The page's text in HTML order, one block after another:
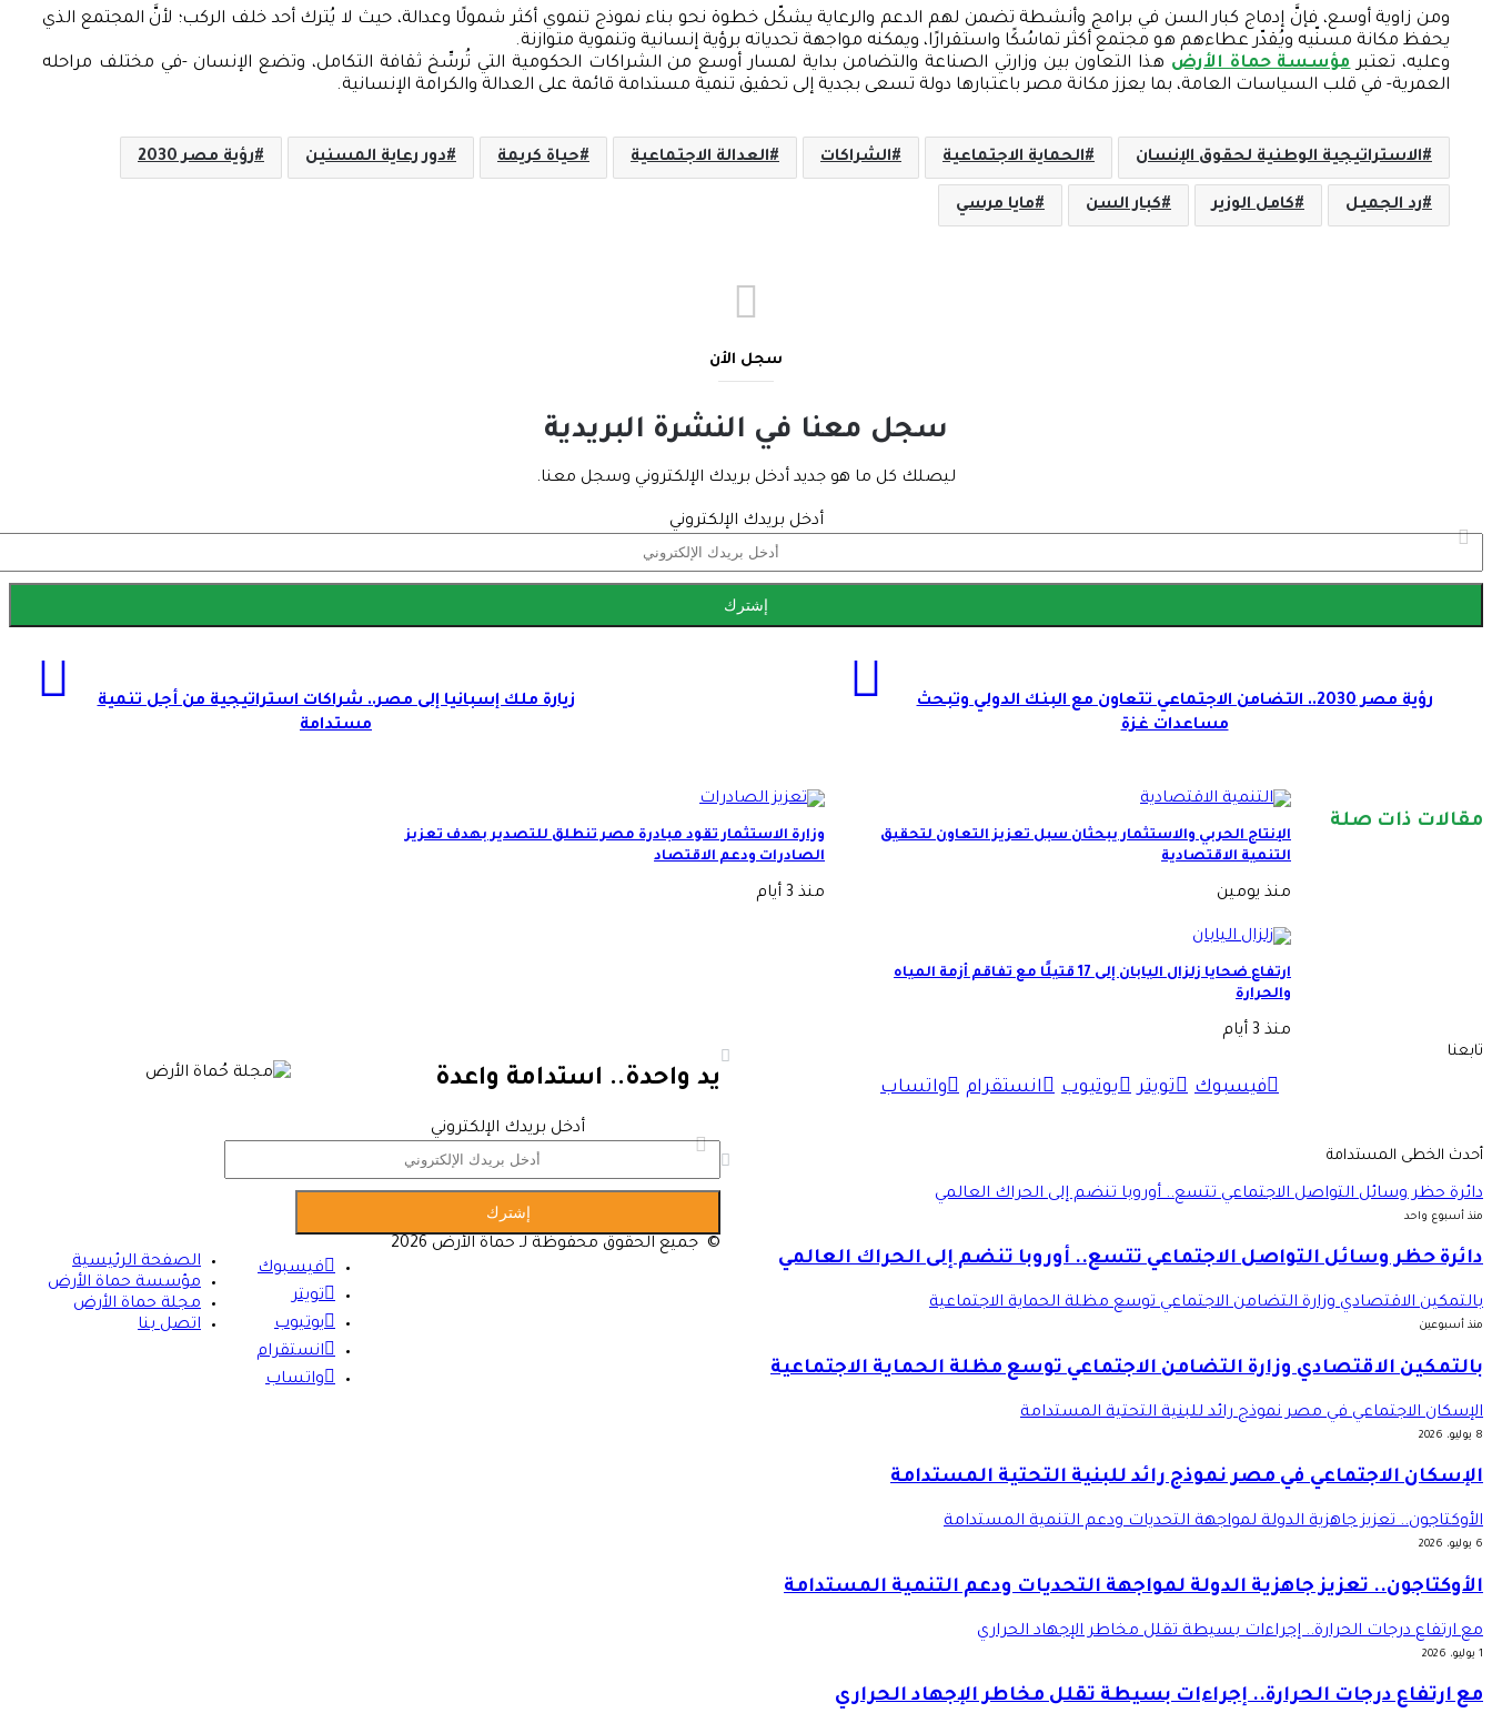
ومن زاوية أوسع، فإنَّ إدماج كبار السن في برامج وأنشطة تضمن لهم الدعم والرعاية يشكّل خطوة نحو بناء نموذج تنموي أكثر شمولًا وعدالة، حيث لا يُترك أحد خلف الركب؛ لأنَّ المجتمع الذي
يحفظ مكانة مسنّيه ويُقدّر عطاءهم هو مجتمع أكثر تماسُكًا واستقرارًا، ويمكنه مواجهة تحدياته برؤية إنسانية وتنموية متوازنة.
وعليه، تعتبرمؤسسة حماة الأرض هذا التعاون بين وزارتي الصناعة والتضامن بداية لمسار أوسع من الشراكات الحكومية التي تُرسِّخ ثقافة التكامل، وتضع الإنسان -في مختلف مراحله
العمرية- في قلب السياسات العامة، بما يعزز مكانة مصر باعتبارها دولة تسعى بجدية إلى تحقيق تنمية مستدامة قائمة على العدالة والكرامة الإنسانية.
الاستراتيجية الوطنية لحقوق الإنسان الحماية الاجتماعية الشراكات العدالة الاجتماعية حياة كريمة دور رعاية المسنين رؤية مصر 2030
رد الجميل كامل الوزير كبار السن مايا مرسي
سجل الأن
سجل معنا في النشرة البريدية
ليصلك كل ما هو جديد أدخل بريدك الإلكتروني وسجل معنا.
أدخل بريدك الإلكتروني
رؤية مصر 2030.. التضامن الاجتماعي تتعاون مع البنك الدولي وتبحث
مساعدات غزة
زيارة ملك إسبانيا إلى مصر.. شراكات استراتيجية من أجل تنمية
مستدامة
مقالات ذات صلة
الإنتاج الحربي والاستثمار يبحثان سبل تعزيز التعاون لتحقيق
التنمية الاقتصادية
منذ يومين
وزارة الاستثمار تقود مبادرة مصر تنطلق للتصدير بهدف تعزيز
الصادرات ودعم الاقتصاد
منذ 3 أيام
ارتفاع ضحايا زلزال اليابان إلى 17 قتيلًا مع تفاقم أزمة المياه
والحرارة
منذ 3 أيام
تابعنا
فيسبوك تويتر يوتيوب انستقرام واتساب
أحدث الخطى المستدامة
دائرة حظر وسائل التواصل الاجتماعي تتسع.. أوروبا تنضم إلى الحراك العالمي
منذ أسبوع واحد
دائرة حظر وسائل التواصل الاجتماعي تتسع.. أوروبا تنضم إلى الحراك العالمي
بالتمكين الاقتصادي وزارة التضامن الاجتماعي توسع مظلة الحماية الاجتماعية
منذ أسبوعين
بالتمكين الاقتصادي وزارة التضامن الاجتماعي توسع مظلة الحماية الاجتماعية
الإسكان الاجتماعي في مصر نموذج رائد للبنية التحتية المستدامة
8 يوليو، 2026
الإسكان الاجتماعي في مصر نموذج رائد للبنية التحتية المستدامة
الأوكتاجون.. تعزيز جاهزية الدولة لمواجهة التحديات ودعم التنمية المستدامة
6 يوليو، 2026
الأوكتاجون.. تعزيز جاهزية الدولة لمواجهة التحديات ودعم التنمية المستدامة
مع ارتفاع درجات الحرارة.. إجراءات بسيطة تقلل مخاطر الإجهاد الحراري
1 يوليو، 2026
مع ارتفاع درجات الحرارة.. إجراءات بسيطة تقلل مخاطر الإجهاد الحراري
يد واحدة.. استدامة واعدة
أدخل بريدك الإلكتروني
© جميع الحقوق محفوظة لـ حماة الأرض 2026
الصفحة الرئيسية
مؤسسة حماة الأرض
مجلة حماة الأرض
اتصل بنا
فيسبوك
تويتر
يوتيوب
انستقرام
واتساب